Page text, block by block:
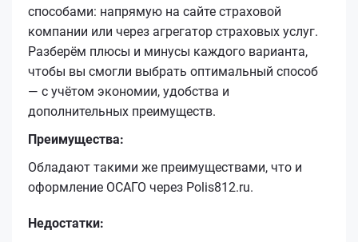
способами: напрямую на сайте страховой
компании или через агрегатор страховых услуг.
Разберём плюсы и минусы каждого варианта,
чтобы вы смогли выбрать оптимальный способ
— с учётом экономии, удобства и
дополнительных преимуществ.
Преимущества:
Обладают такими же преимуществами, что и
оформление ОСАГО через Polis812.ru.
Недостатки: